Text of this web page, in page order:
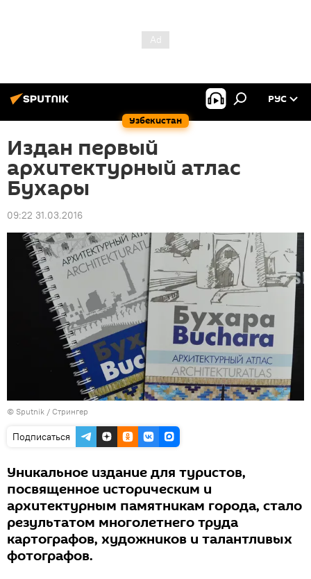
Узбекистан
РУС
Издан первый
архитектурный атлас
Бухары
09:22 31.03.2016
© Sputnik / Стрингер
Подписаться
Уникальное издание для туристов,
посвященное историческим и
архитектурным памятникам города, стало
результатом многолетнего труда
картографов, художников и талантливых
фотографов.